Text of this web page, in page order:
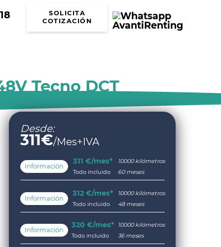
SOLICITA
COTIZACIÓN
Tecno DCT
Desde:
311€/Mes+IVA
Información
311 €/mes*
Todo incluido
10000 kilómetros
60 meses
Información
312 €/mes*
Todo incluido
10000 kilómetros
48 meses
Información
320 €/mes*
Todo incluido
10000 kilómetros
36 meses